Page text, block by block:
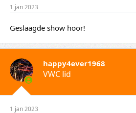
e
n
1 jan 2023
Geslaagde show hoor!
happy4ever1968
VWC lid
1 jan 2023